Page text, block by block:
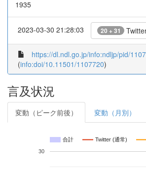
1935
2023-03-30 21:28:03 20 + 31
https://dl.ndl.go.jp/info:ndljp/pid/
(info:doi/10.11501/1107720)
言及状況
変動（ピーク前後） 変動（月別）
合計 Twitter (通常)
30